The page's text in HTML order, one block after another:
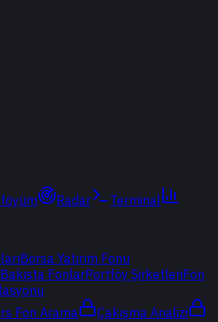
Radar
Terminal
Borsa Yatırım Fonu
FonlarPortföy ŞirketleriFon
Fon Arama
Çakışma Analizi